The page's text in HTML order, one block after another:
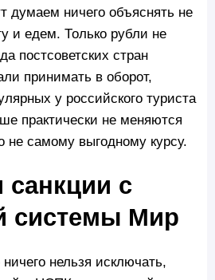
думаем ничего объяснять не
и едем. Только рубли не
постсоветских стран
принимать в оборот,
у российского туриста
практически не меняются
не самому выгодному курсу.
с
системы Мир
нельзя исключать,